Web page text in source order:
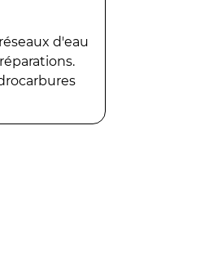
d'eau